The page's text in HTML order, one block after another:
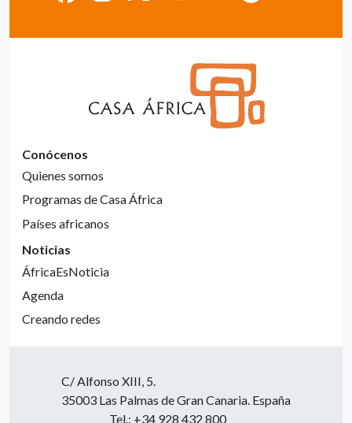
Conócenos
Quienes somos
Programas de Casa África
Países africanos
Noticias
ÁfricaEsNoticia
Agenda
Creando redes
C/ Alfonso XIII, 5.
35003 Las Palmas de Gran Canaria. España
Tel.: +34 928 432 800